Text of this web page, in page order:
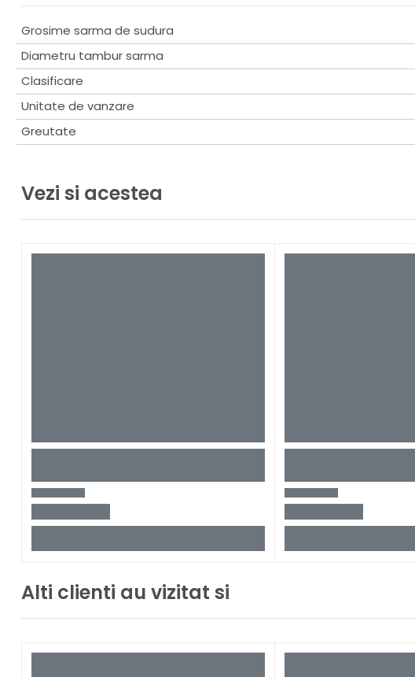
Grosime sarma de sudura
Diametru tambur sarma
Clasificare
Unitate de vanzare
Greutate
Vezi si acestea
Alti clienti au vizitat si